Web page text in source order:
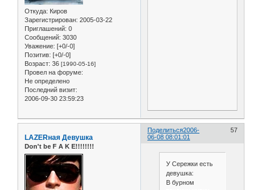
Откуда: Киров
Зарегистрирован: 2005-03-22
Приглашений: 0
Сообщений: 3030
Уважение: [+0/-0]
Позитив: [+0/-0]
Возраст: 36 [1990-05-16]
Провел на форуме:
Не определено
Последний визит:
2006-09-30 23:59:23
Поделиться 57
2006-
06-08 08:01:01
LAZERная Девушка
Don't be F A K E!!!!!!!!
У Сережки есть
девушка:
В бурном